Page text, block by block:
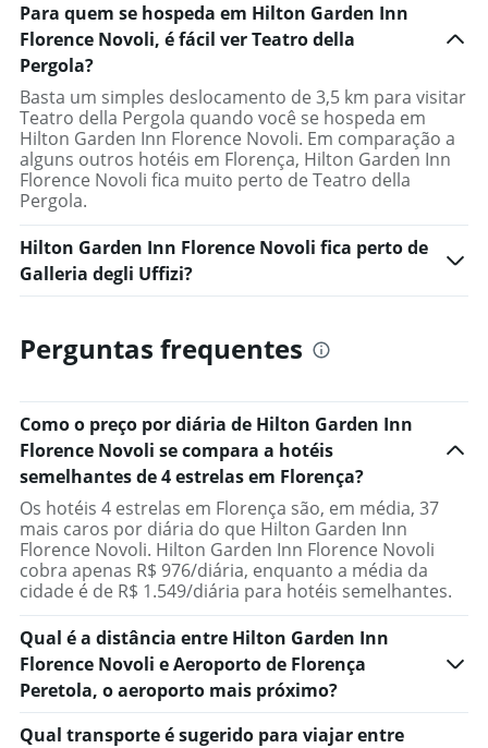
Para quem se hospeda em Hilton Garden Inn
Florence Novoli, é fácil ver Teatro della
Pergola?
Basta um simples deslocamento de 3,5 km para visitar
Teatro della Pergola quando você se hospeda em
Hilton Garden Inn Florence Novoli. Em comparação a
alguns outros hotéis em Florença, Hilton Garden Inn
Florence Novoli fica muito perto de Teatro della
Pergola.
Hilton Garden Inn Florence Novoli fica perto de
Galleria degli Uffizi?
Perguntas frequentes
Como o preço por diária de Hilton Garden Inn
Florence Novoli se compara a hotéis
semelhantes de 4 estrelas em Florença?
Os hotéis 4 estrelas em Florença são, em média, 37
mais caros por diária do que Hilton Garden Inn
Florence Novoli. Hilton Garden Inn Florence Novoli
cobra apenas R$ 976/diária, enquanto a média da
cidade é de R$ 1.549/diária para hotéis semelhantes.
Qual é a distância entre Hilton Garden Inn
Florence Novoli e Aeroporto de Florença
Peretola, o aeroporto mais próximo?
Qual transporte é sugerido para viajar entre